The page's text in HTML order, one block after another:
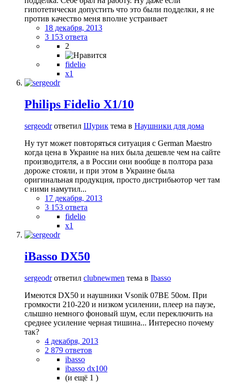
гипотетически допустить что это были подделки, я не
против качество меня вполне устраивает
18 декабря, 2013
3 153 ответа
2
fidelio
x1
Philips Fidelio X1/10
sergeodrответил Шурик тема в Наушники для дома
Ну тут может повторяться ситуация с German Maestro
когда цена в Украине на них была дешевле чем на сайте
производителя, а в России они вообще в полтора раза
дороже стояли, и при этом в Украине была
оригинальная продукция, просто дистрибьютор чет там
с ними намутил...
17 декабря, 2013
3 153 ответа
fidelio
x1
iBasso DX50
sergeodrответил clubnewmen тема в Ibasso
Имеются DX50 и наушники Vsonik 07ВЕ 50ом. При
громкости 210-220 и низком усилении, плеер на паузе,
слышно немного фоновый шум, если переключить на
среднее усиление черная тишина... Интересно почему
так?
4 декабря, 2013
2 879 ответов
ibasso
ibasso dx100
(и ещё 1 )